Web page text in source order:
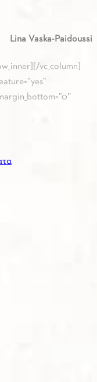
Lina Vaska-Paidoussi
vc_column]